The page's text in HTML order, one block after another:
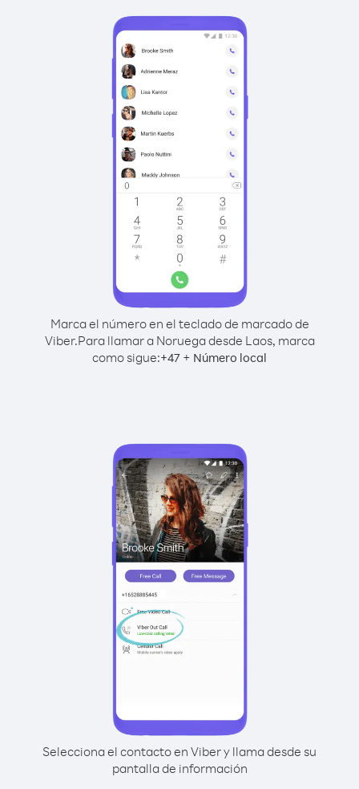
Marca el número en el teclado de marcado de
Viber.Para llamar a Noruega desde Laos, marca
como sigue:+47 + Número local
Selecciona el contacto en Viber y llama desde su
pantalla de información